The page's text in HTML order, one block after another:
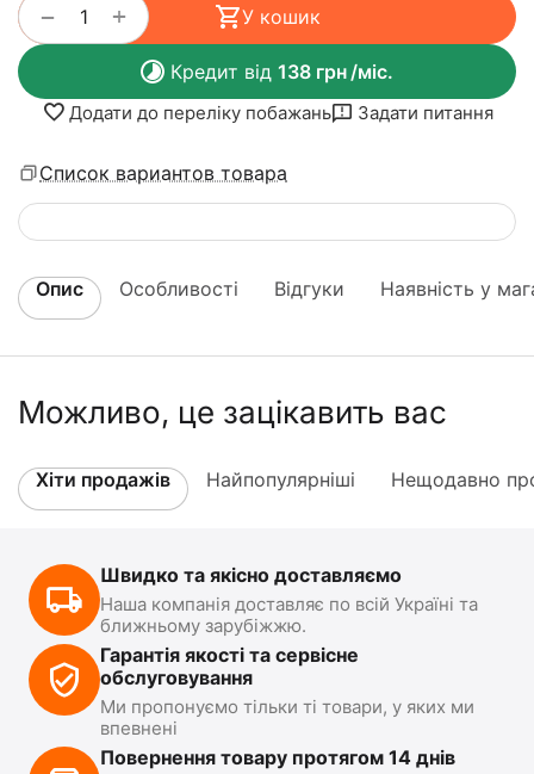
+
− У кошик
Кредит від 138 грн/міс.
Додати до переліку побажань Задати питання
Список вариантов товара
Опис Особливості Відгуки Наявність у
Можливо, це зацікавить вас
Хіти продажів Найпопулярніші Нещодавно
Швидко та якісно доставляємо
Наша компанія доставляє по всій Україні та
ближньому зарубіжжю.
Гарантія якості та сервісне
обслуговування
Ми пропонуємо тільки ті товари, у яких ми
впевнені
Повернення товару протягом 14 днів